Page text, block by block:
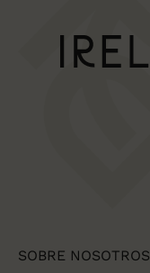
SOBRE NOSOTROS